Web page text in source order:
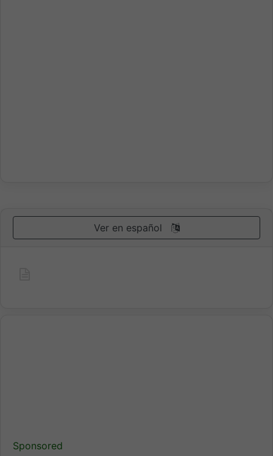
Ver en español
Sponsored